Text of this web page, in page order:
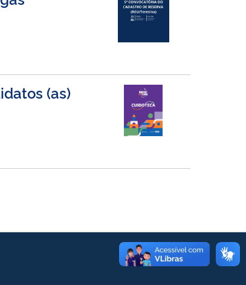
(as)